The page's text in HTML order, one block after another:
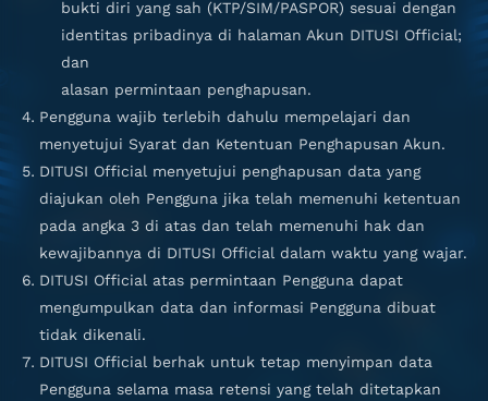
bukti diri yang sah (KTP/SIM/PASPOR) sesuai dengan
identitas pribadinya di halaman Akun DITUSI Official;
dan
alasan permintaan penghapusan.
Pengguna wajib terlebih dahulu mempelajari dan
menyetujui Syarat dan Ketentuan Penghapusan Akun.
DITUSI Official menyetujui penghapusan data yang
diajukan oleh Pengguna jika telah memenuhi ketentuan
pada angka 3 di atas dan telah memenuhi hak dan
kewajibannya di DITUSI Official dalam waktu yang wajar.
DITUSI Official atas permintaan Pengguna dapat
mengumpulkan data dan informasi Pengguna dibuat
tidak dikenali.
DITUSI Official berhak untuk tetap menyimpan data
Pengguna selama masa retensi yang telah ditetapkan